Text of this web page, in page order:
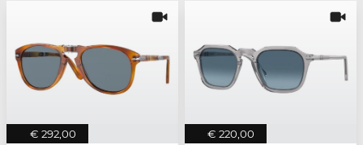
€ 292,00 € 220,00